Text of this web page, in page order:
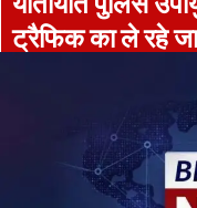
ट्रैफिक का ले रहे